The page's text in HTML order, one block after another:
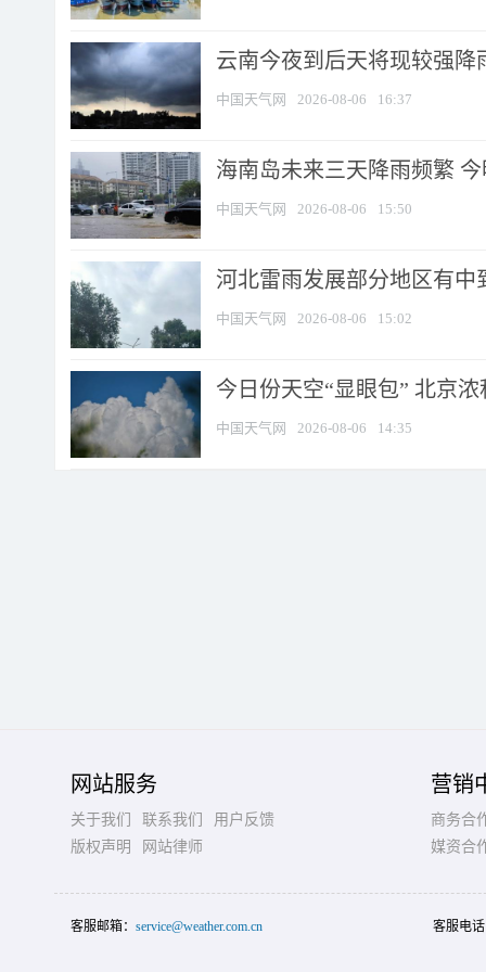
云南今夜到后天将现较强降
中国天气网 2026-08-06 16:37
海南岛未来三天降雨频繁
中国天气网 2026-08-06 15:50
河北雷雨发展部分地区有中
中国天气网 2026-08-06 15:02
今日份天空“显眼包” 北京
中国天气网 2026-08-06 14:35
网站服务
关于我们 联系我们
用户反馈
版权声明
网站律师
营销
商务合
媒资合
客服邮箱： service@weather.com.cn 客服电